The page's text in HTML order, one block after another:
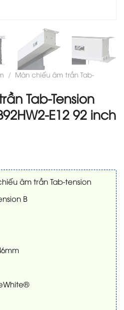
/ Màn chiếu âm trần Tab-
Tab-Tension
E12 92 inch
âm trần Tab-tension
B